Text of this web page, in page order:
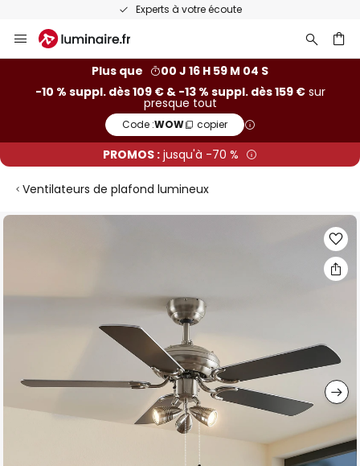
Experts à votre écoute
Allez
au
Plus que
00 J 16 H 59 M 04 S
-10 % suppl. dès 109 € & -13 % suppl. dès 159 €sur
presque tout
Code :WOW copier
PROMOS : jusqu'à -70 %
Ventilateurs de plafond lumineux
Skip